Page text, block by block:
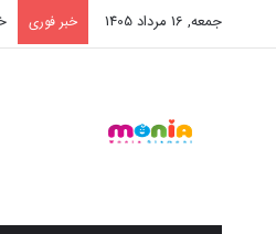
جمعه, 16 مرداد 1405 خبر فوری